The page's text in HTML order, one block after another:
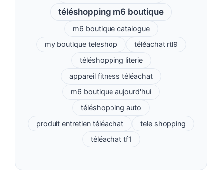
téléshopping m6 boutique
m6 boutique catalogue
my boutique teleshop
téléachat rtl9
téléshopping literie
appareil fitness téléachat
m6 boutique aujourd'hui
téléshopping auto
produit entretien téléachat
tele shopping
téléachat tf1